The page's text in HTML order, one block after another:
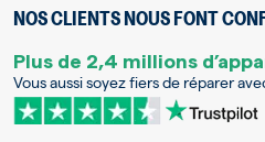
NOS CLIENTS NOUS FONT
Plus de 2,4 millions
Vous aussi soyez fiers de réparer